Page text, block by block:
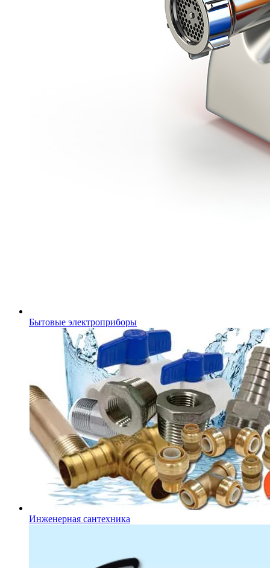
Бытовые электроприборы
Инженерная сантехника